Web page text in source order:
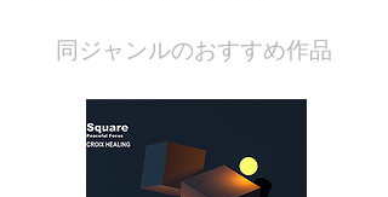
​同ジャンルのおすすめ作品